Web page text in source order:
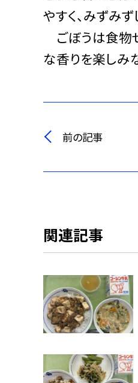
やすく、みずみ
ごぼうは食物
な香りを楽しみ
前の記事
関連記事